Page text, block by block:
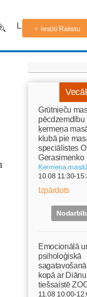
Labdarības fonds
Iesūti Rakstu
Grūtnieču
pēcdzemdību
ķermeņa
klubā pie
speciālistes
Gerasimenko
Ķermeņa
10.08 11:30-
Izpārdots
Emocionālā
psiholoģiskā
kopā ar
tiešsaistē
11.08 10:00-